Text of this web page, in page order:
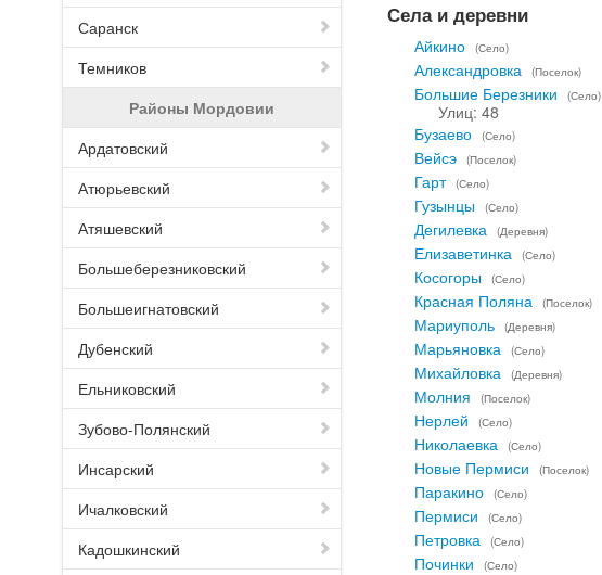
Саранск
Темников
Районы Мордовии
Ардатовский
Атюрьевский
Атяшевский
Большеберезниковский
Большеигнатовский
Дубенский
Ельниковский
Зубово-Полянский
Инсарский
Ичалковский
Кадошкинский
Села и деревни
Айкино (Село)
Александровка (Поселок)
Большие Березники (Село)
Улиц: 48
Бузаево
(Село)
Вейсэ (Поселок)
Гарт (Село)
Гузынцы (Село)
Дегилевка (Деревня)
Елизаветинка (Село)
Косогоры (Село)
Красная Поляна (Поселок)
Мариуполь (Деревня)
Марьяновка (Село)
Михайловка (Деревня)
Молния (Поселок)
Нерлей (Село)
Николаевка (Село)
Новые Пермиси (Поселок)
Паракино (Село)
Пермиси (Село)
Петровка (Село)
Починки (Село)